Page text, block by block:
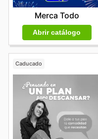
Merca Todo
Abrir catálogo
Caducado